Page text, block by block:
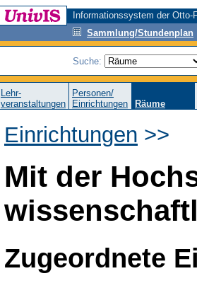
Informationssystem der
Sammlung/Stundenplan
Suche:
Lehr-
veranstaltungen
Personen/
Einrichtungen
Räume
Einrichtungen >>
Mit der
Zugeordnete